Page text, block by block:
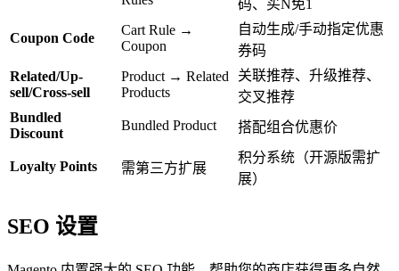
码、买N免1
Coupon Code
Cart Rule →
Coupon
自动生成/手动指定优惠
券码
Related/Up-
sell/Cross-sell
Product → Related
Products
关联推荐、升级推荐、
交叉推荐
Bundled
Discount
Bundled Product 搭配组合优惠价
Loyalty Points 需第三方扩展
积分系统（开源版需扩
展）
SEO 设置